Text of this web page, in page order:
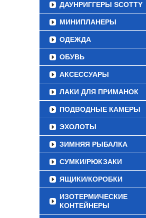
ДАУНРИГГЕРЫ SCOTTY
МИНИПЛАНЕРЫ
ОДЕЖДА
ОБУВЬ
АКСЕССУАРЫ
ЛАКИ ДЛЯ ПРИМАНОК
ПОДВОДНЫЕ КАМЕРЫ
ЭХОЛОТЫ
ЗИМНЯЯ РЫБАЛКА
СУМКИ/РЮКЗАКИ
ЯЩИКИ/КОРОБКИ
ИЗОТЕРМИЧЕСКИЕ
КОНТЕЙНЕРЫ